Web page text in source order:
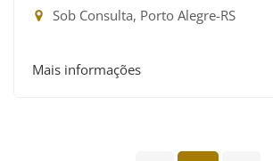
Sob Consulta, Porto Alegre-RS
Mais informações